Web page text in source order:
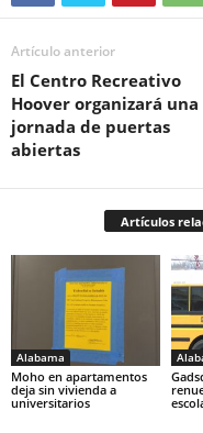
Artículo anterior
El Centro Recreativo
Hoover organizará una
jornada de puertas
abiertas
Artículos
Alabama
Moho en apartamentos
deja sin vivienda a
universitarios